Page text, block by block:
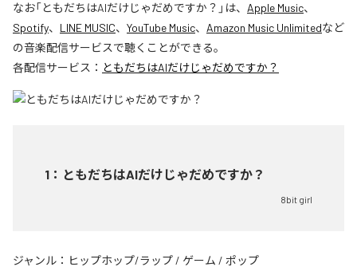
なお「ともだちはAIだけじゃだめですか？ 」は、 Apple Music、
Spotify、 LINE MUSIC、 YouTube Music、 Amazon Music Unlimitedなど
の音楽配信サービスで聴くことができる。
各配信サービス： ともだちはAIだけじゃだめですか？
1 ： ともだちはAIだけじゃだめですか？
8bit girl
ジャンル： ヒップホップ/ラップ / ゲーム / ポップ